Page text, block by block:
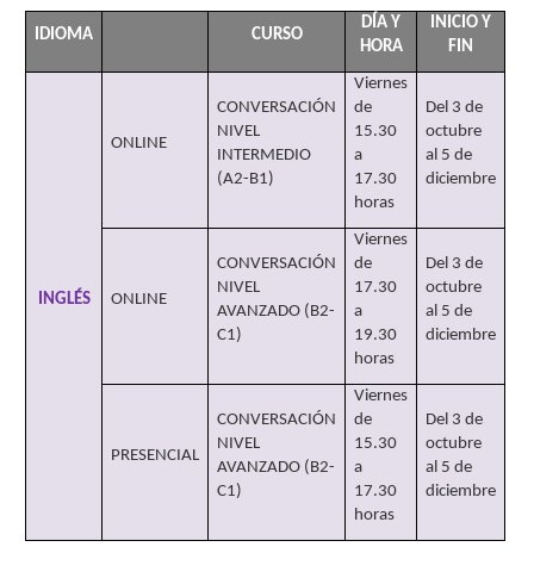
IDIOMA CURSO
DÍA Y
HORA
INICIO Y
FIN
INGLÉS
ONLINE
CONVERSACIÓN
NIVEL
INTERMEDIO
(A2-B1)
Viernes
de
15.30
a
17.30
horas
Del 3 de
octubre
al 5 de
diciembre
ONLINE
CONVERSACIÓN
NIVEL
AVANZADO (B2-
C1)
Viernes
de
17.30
a
19.30
horas
Del 3 de
octubre
al 5 de
diciembre
PRESENCIAL
CONVERSACIÓN
NIVEL
AVANZADO (B2-
C1)
Viernes
de
15.30
a
17.30
horas
Del 3 de
octubre
al 5 de
diciembre